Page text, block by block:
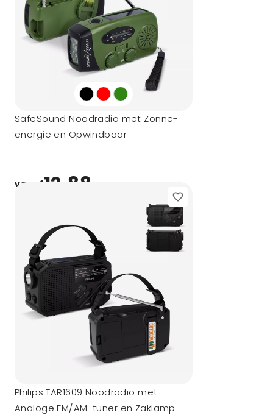
SafeSound Noodradio met Zonne-
energie en Opwindbaar
vanaf12,88
Philips TAR1609 Noodradio met
Analoge FM/AM-tuner en Zaklamp